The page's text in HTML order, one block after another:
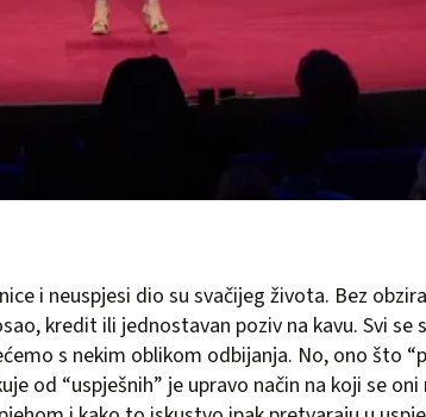
i neuspjesi dio su svačijeg života. Bez
kredit ili jednostavan poziv na kavu. Svi se
s nekim oblikom odbijanja. No, ono što
od “uspješnih” je upravo način na koji se